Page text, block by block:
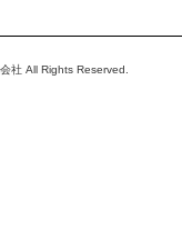
社 All Rights Reserved.